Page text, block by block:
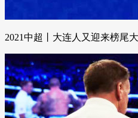
2021中超丨大连人又迎来榜尾